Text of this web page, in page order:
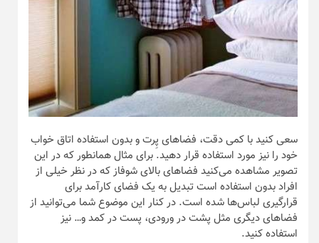
سعی کنید با کمی دقت، فضا‌های پِرت و بدون استفاده اتاق خواب
خود را نیز مورد استفاده قرار دهید. برای مثال همانطور که در این
تصویر مشاهده می‌کنید فضا‌های بالای شوفاز که در نظر خیلی از
افراد بدون استفاده است تبدیل به یک فضای کارآمد برای
قرارگیری لباس‌ها شده است. در کنار این موضوع شما می‌توانید از
فضا‌های دیگری مثل پشت در ورودی، پست در کمد و… نیز
استفاده کنید.